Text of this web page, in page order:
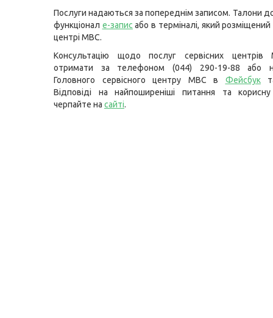
Послуги надаються за попереднім записом. Талони
функціонал е-запис або в терміналі, який розміщений
центрі МВС.
Консультацію щодо послуг сервісних
отримати за телефоном (044) 290-19-88 або
Головного сервісного центру МВС в Фейсбук
Відповіді на найпоширеніші питання та
черпайте на сайті.